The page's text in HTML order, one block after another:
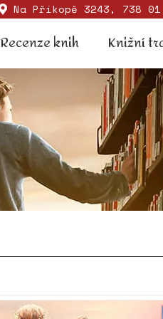
Na Příkopě 3243, 738
Recenze knih Knižní
Recenze knih